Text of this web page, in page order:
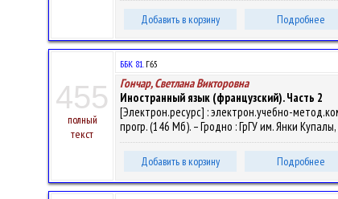
Добавить в корзину Подробнее
455
полный
текст
ББК 81.Г65
Гончар, Светлана Викторовна
Иностранный язык (французский). Часть 2
[Электрон.ресурс] : электрон.учебно-
прогр. (146 Мб). – Гродно : ГрГУ им. Янки
Добавить в корзину Подробнее